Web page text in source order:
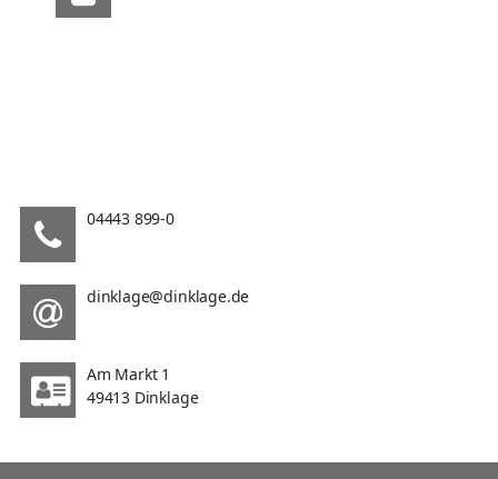
04443 899-0
dinklage@dinklage.de
Am Markt 1
49413 Dinklage